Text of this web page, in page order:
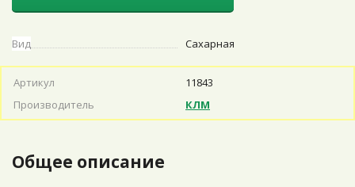
Вид Сахарная
Артикул
11843
Производитель
КЛМ
Общее описание